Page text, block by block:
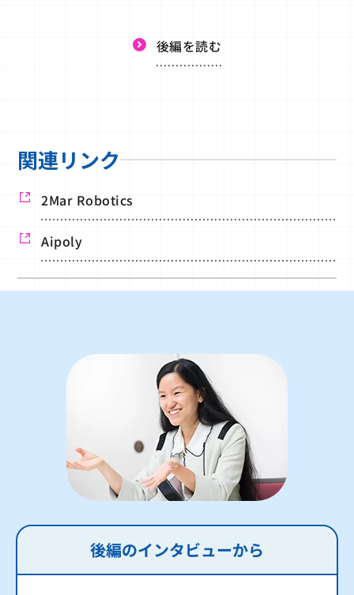
後編を読む
関連リンク
2Mar Robotics
Aipoly
後編のインタビューから